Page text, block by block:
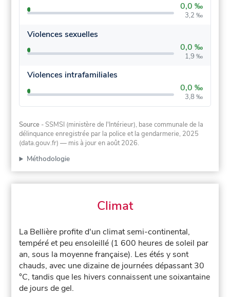
0,0 ‰
3,2 ‰
Violences sexuelles
0,0 ‰
1,9 ‰
Violences intrafamiliales
0,0 ‰
3,8 ‰
Source - SSMSI (ministère de l'Intérieur), base communale de la
délinquance enregistrée par la police et la gendarmerie, 2025
(data.gouv.fr) — mis à jour en août 2026.
Méthodologie
Climat
La Bellière profite d'un climat semi-continental,
tempéré et peu ensoleillé (1 600 heures de soleil par
an, sous la moyenne française). Les étés y sont
chauds, avec une dizaine de journées dépassant 30
°C, tandis que les hivers connaissent une soixantaine
de jours de gel.